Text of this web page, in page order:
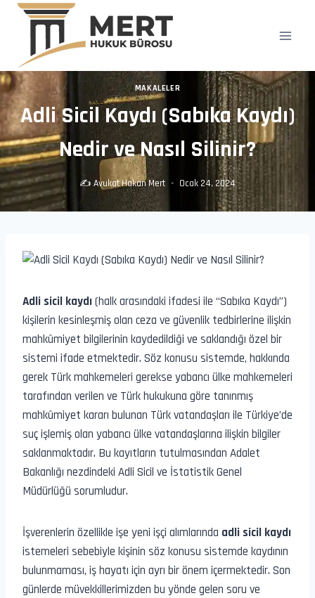
Skip
MAKALELER
Adli Sicil Kaydı (Sabıka Kaydı)
Nedir ve Nasıl Silinir?
✍️ Avukat Hakan Mert Ocak 24, 2024
Adli sicil kaydı(halk arasındaki ifadesi ile “Sabıka Kaydı”)
kişilerin kesinleşmiş olan ceza ve güvenlik tedbirlerine ilişkin
mahkûmiyet bilgilerinin kaydedildiği ve saklandığı özel bir
sistemi ifade etmektedir. Söz konusu sistemde, hakkında
gerek Türk mahkemeleri gerekse yabancı ülke mahkemeleri
tarafından verilen ve Türk hukukuna göre tanınmış
mahkûmiyet kararı bulunan Türk vatandaşları ile Türkiye’de
suç işlemiş olan yabancı ülke vatandaşlarına ilişkin bilgiler
saklanmaktadır. Bu kayıtların tutulmasından Adalet
Bakanlığı nezdindeki Adli Sicil ve İstatistik Genel
Müdürlüğü sorumludur.
İşverenlerin özellikle işe yeni işçi alımlarında adli sicil kaydı
istemeleri sebebiyle kişinin söz konusu sistemde kaydının
bulunmaması, iş hayatı için ayrı bir önem içermektedir. Son
günlerde müvekkillerimizden bu yönde gelen soru ve